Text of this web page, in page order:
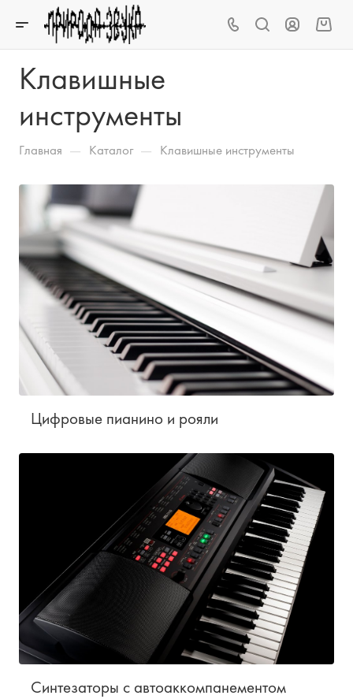
Клавишные
инструменты
Главная — Каталог — Клавишные инструменты
Цифровые пианино и рояли
Синтезаторы с автоаккомпанементом